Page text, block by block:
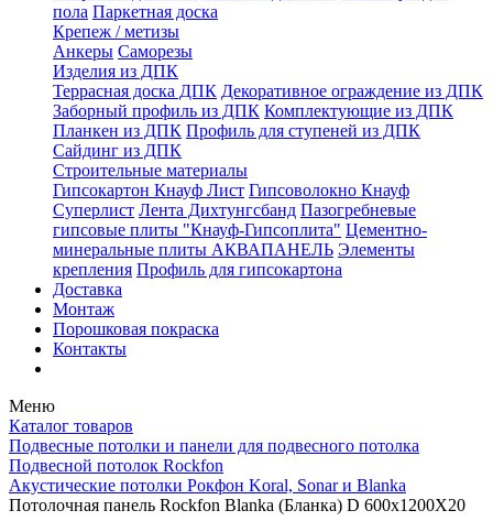
пола Паркетная доска
Крепеж / метизы
Анкеры Саморезы
Изделия из ДПК
Террасная доска ДПК Декоративное ограждение из ДПК
Заборный профиль из ДПК Комплектующие из ДПК
Планкен из ДПК Профиль для ступеней из ДПК
Сайдинг из ДПК
Строительные материалы
Гипсокартон Кнауф Лист Гипсоволокно Кнауф
Суперлист Лента Дихтунгсбанд Пазогребневые
гипсовые плиты "Кнауф-Гипсоплита" Цементно-
минеральные плиты АКВАПАНЕЛЬ Элементы
крепления Профиль для гипсокартона
Доставка
Монтаж
Порошковая покраска
Контакты
Меню
Каталог товаров
Подвесные потолки и панели для подвесного потолка
Подвесной потолок Rockfon
Акустические потолки Рокфон Koral, Sonar и Blanka
Потолочная панель Rockfon Blanka (Бланка) D 600x1200X20